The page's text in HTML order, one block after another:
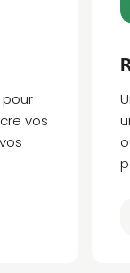
vos